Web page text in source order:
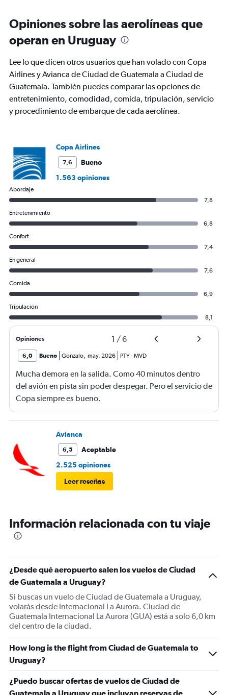
Range:
83
categories.
The
chart
1
Y
axis
displaying
values.
to
1500.
Opiniones sobre las aerolíneas que
operan en Uruguay
Lee lo que dicen otros usuarios que han volado con Copa
Airlines y Avianca de Ciudad de Guatemala a Ciudad de
Guatemala. También puedes comparar las opciones de
entretenimiento, comodidad, comida, tripulación, servicio
y procedimiento de embarque de cada aerolínea.
Copa Airlines
7,6
Bueno
1.563 opiniones
Abordaje
7,8
Entretenimiento
6,8
Confort
7,4
En general
7,6
Comida
6,9
Tripulación
8,1
Opiniones 1 /6
6,0 Bueno Gonzalo, may. 2026 PTY-MVD
Mucha demora en la salida. Como 40 minutos dentro
del avión en pista sin poder despegar. Pero el servicio de
Copa siempre es bueno.
Avianca
6,5
Aceptable
2.525 opiniones
Leer reseñas
Información relacionada con tu viaje
¿Desde qué aeropuerto salen los vuelos de Ciudad
de Guatemala a Uruguay?
Si buscas un vuelo de Ciudad de Guatemala a Uruguay,
volarás desde Internacional La Aurora. Ciudad de
Guatemala Internacional La Aurora (GUA) está a solo 6,0 km
del centro de la ciudad.
How long is the flight from Ciudad de Guatemala to
Uruguay?
¿Puedo buscar ofertas de vuelos de Ciudad de
Guatemala a Uruguay que incluyan reservas de